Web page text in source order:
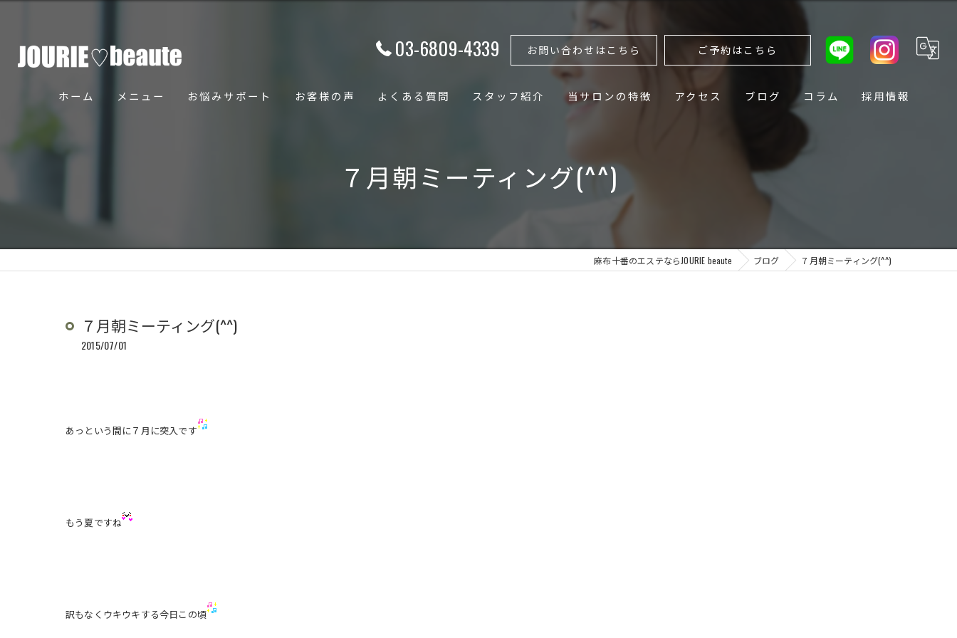
03-6809-4339 お問い合わせはこちら ご予約はこちら
ホーム メニュー お悩みサポート お客様の声 よくある質問 スタッフ紹介 当サロンの特徴
ボディ
小顔
アクセス ブログ コラム 採用情報
７月朝ミーティング(^^)
麻布十番のエステならJOURIE beaute ブログ ７月朝ミーティング(^^)
７月朝ミーティング(^^)
2015/07/01
あっという間に７月に突入です
もう夏ですね
訳もなくウキウキする今日この頃